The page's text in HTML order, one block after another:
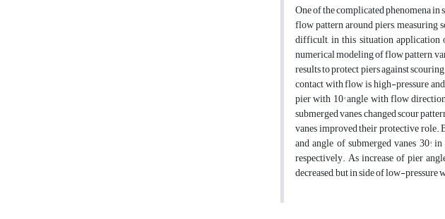
One of the complicated phenomena
flow pattern around piers, measuring
difficult, in this situation application
numerical modeling of flow pattern,
results to protect piers against
contact with flow is high-pressure
pier with 10° angle with flow
submerged vanes, changed scour
vanes improved their protective role.
and angle of submerged vanes 30°,
respectively. As increase of pier
decreased, but in side of low-